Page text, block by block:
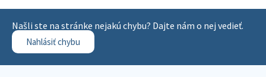
Našli ste na stránke nejakú chybu? Dajte nám o nej vedieť.
Nahlásiť chybu